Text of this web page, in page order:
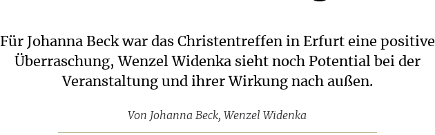
Für Johanna Beck war das Christentreffen in Erfurt eine positive
Überraschung, Wenzel Widenka sieht noch Potential bei der
Veranstaltung und ihrer Wirkung nach außen.
Von Johanna Beck, Wenzel Widenka